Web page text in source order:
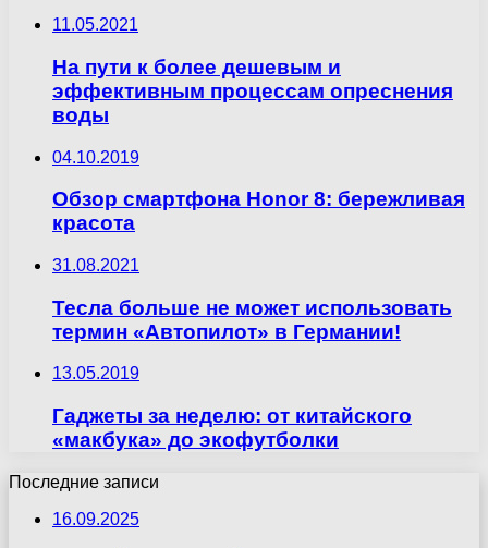
11.05.2021
На пути к более дешевым и
эффективным процессам опреснения
воды
04.10.2019
Обзор смартфона Honor 8: бережливая
красота
31.08.2021
Тесла больше не может использовать
термин «Автопилот» в Германии!
13.05.2019
Гаджеты за неделю: от китайского
«макбука» до экофутболки
Последние записи
16.09.2025